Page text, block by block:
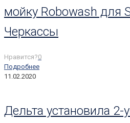
мойку Robowash для
Черкассы
Нравится?0
Подробнее
11.02.2020
Дельта установила 2-